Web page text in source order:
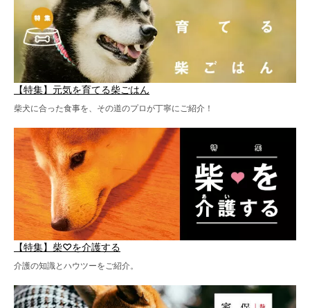
【特集】元気を育てる柴ごはん
柴犬に合った食事を、その道のプロが丁寧にご紹介！
【特集】柴♡を介護する
介護の知識とハウツーをご紹介。